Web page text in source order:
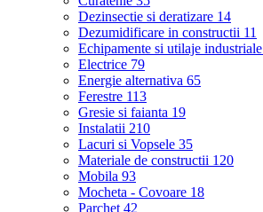
Dezinsectie si deratizare 14
Dezumidificare in constructii 11
Echipamente si utilaje industriale
Electrice 79
Energie alternativa 65
Ferestre 113
Gresie si faianta 19
Instalatii 210
Lacuri si Vopsele 35
Materiale de constructii 120
Mobila 93
Mocheta - Covoare 18
Parchet 42